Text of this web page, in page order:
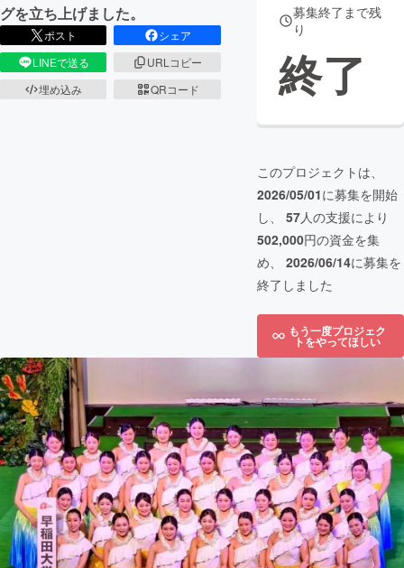
グを立ち上げました。
ポスト
シェア
LINEで送る
URLコピー
埋め込み
QRコード
募集終了まで残
り
終了
このプロジェクトは、
2026/05/01に募集を開始
し、 57人の支援により
502,000円の資金を集
め、 2026/06/14に募集を
終了しました
もう一度プロジェク
トをやってほしい